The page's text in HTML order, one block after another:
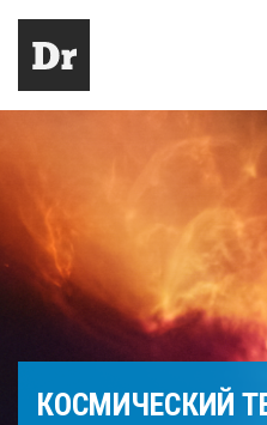
КОСМИЧЕСКИЙ